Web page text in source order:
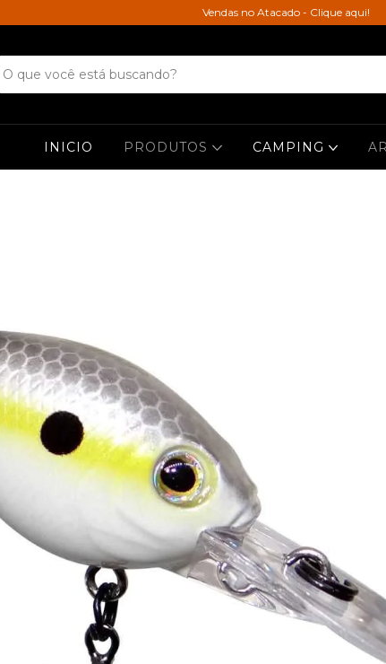
Vendas no Atacado - Clique aqui!
INICIO PRODUTOS CAMPING